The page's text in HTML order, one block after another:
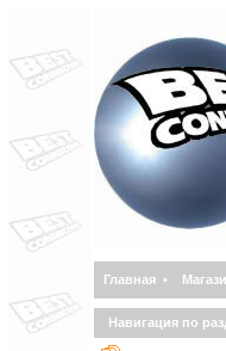
Главная •
Навигация по